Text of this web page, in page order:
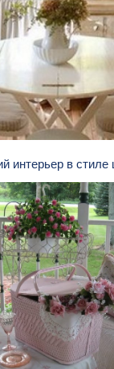
интерьер в